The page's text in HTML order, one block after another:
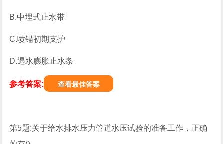
B.中埋式止水带
C.喷锚初期支护
D.遇水膨胀止水条
参考答案: 查看最佳答案
第5题:关于给水排水压力管道水压试验的准备工作，正确